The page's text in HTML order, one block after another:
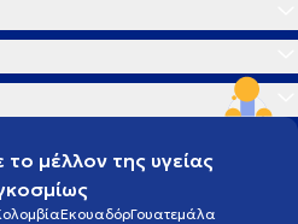
μέλλον της υγείας
ΕκουαδόρΓουατεμάλα